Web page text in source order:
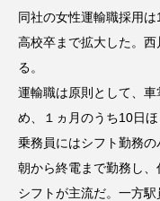
同社の女性運輸職採用
高校卒まで拡大した。
る。
運輸職は原則として、
め、１ヵ月のうち10日
乗務員にはシフト勤務
朝から終電まで勤務し
シフトが主流だ。一方